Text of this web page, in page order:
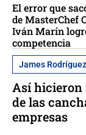
El error que
de MasterChef
Iván Marín
competencia
James Rodríguez
Así hicieron
de las
empresas